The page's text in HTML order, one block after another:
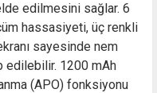
edilmesini sağlar. 6
hassasiyeti, üç renkli
sayesinde nem
edilebilir. 1200 mAh
(APO) fonksiyonu